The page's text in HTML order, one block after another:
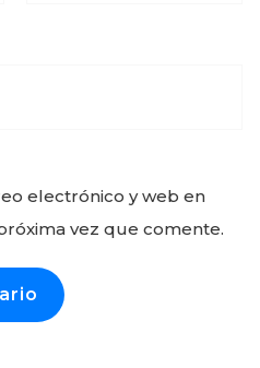
electrónico y web en
vez que comente.